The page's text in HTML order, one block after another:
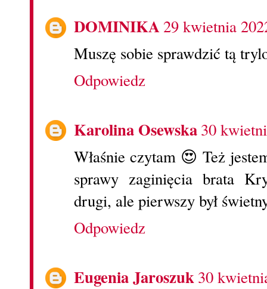
DOMINIKA29 kwietnia
Muszę sobie sprawdzić tą
Odpowiedz
Karolina Osewska30
Właśnie czytam 😍 Też
sprawy zaginięcia brata
drugi, ale pierwszy był
Odpowiedz
Eugenia Jaroszuk30